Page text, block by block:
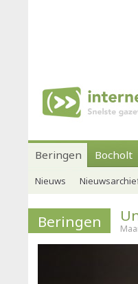
Beringen Bocholt
Nieuws
Beringen